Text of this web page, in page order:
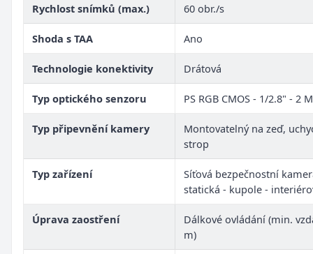
Rychlost snímků (max.) 60 obr./s
Shoda s TAA Ano
Technologie konektivity Drátová
Typ optického senzoru PS RGB CMOS - 1/2.8" - 2
Typ připevnění kamery
Montovatelný na zeď,
strop
Typ zařízení
Síťová bezpečnostní
statická - kupole -
Úprava zaostření
Dálkové ovládání (min.
m)